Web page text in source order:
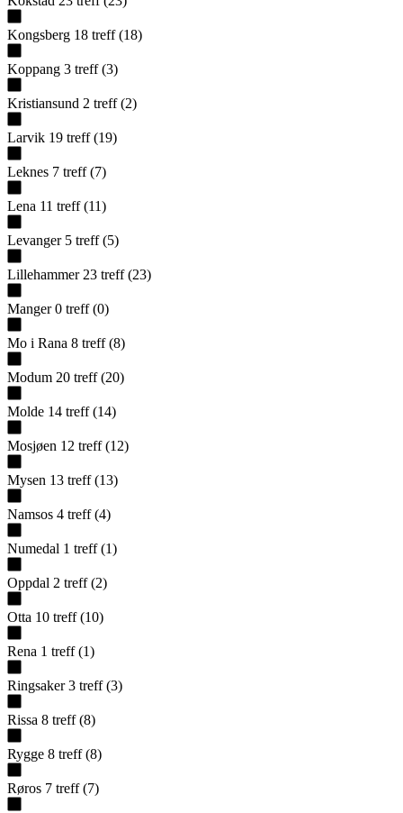
Kongsberg 18 treff (18)
Koppang 3 treff (3)
Kristiansund 2 treff (2)
Larvik 19 treff (19)
Leknes 7 treff (7)
Lena 11 treff (11)
Levanger 5 treff (5)
Lillehammer 23 treff (23)
Manger 0 treff (0)
Mo i Rana 8 treff (8)
Modum 20 treff (20)
Molde 14 treff (14)
Mosjøen 12 treff (12)
Mysen 13 treff (13)
Namsos 4 treff (4)
Numedal 1 treff (1)
Oppdal 2 treff (2)
Otta 10 treff (10)
Rena 1 treff (1)
Ringsaker 3 treff (3)
Rissa 8 treff (8)
Rygge 8 treff (8)
Røros 7 treff (7)